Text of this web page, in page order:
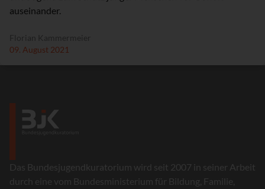
auseinander.
09. August 2021
Das Bundesjugendkuratorium wird seit 2007 in seiner Arbeit
durch eine vom Bundesministerium für Bildung, Familie,